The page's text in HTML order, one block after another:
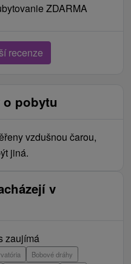
ZDARMA
recenze
o pobytu
vzdušnou čarou,
jiná.
v
zaujímá
Bobové dráhy